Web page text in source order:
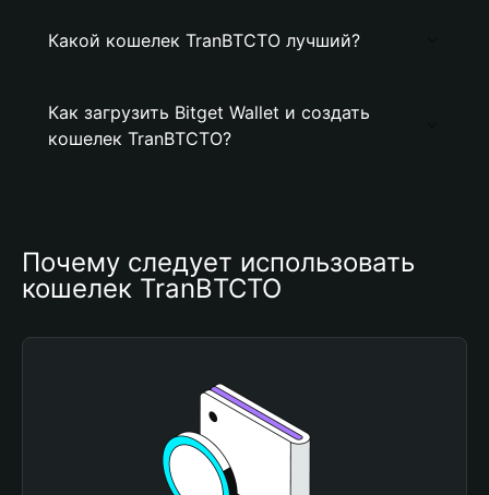
Какой кошелек TranBTCTO лучший?
Как загрузить Bitget Wallet и создать
кошелек TranBTCTO?
Почему следует использовать
кошелек TranBTCTO